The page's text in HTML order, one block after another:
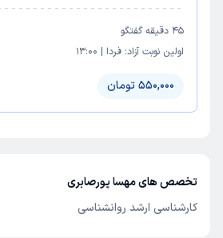
45 دقیقه گفتگو
اولین نوبت آزاد: فردا |
13:00
550,000 تومان
تخصص های مهسا پورصابری
کارشناسی ارشد روانشناسی